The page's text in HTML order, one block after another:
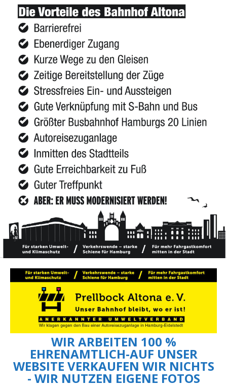
WIR ARBEITEN 100 %
EHRENAMTLICH-AUF UNSER
WEBSITE VERKAUFEN WIR NICHTS
- WIR NUTZEN EIGENE FOTOS